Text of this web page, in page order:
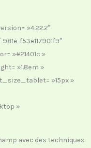
»4.22.2″
f53e117901f9″
»#21401c »
»1.8em »
»15px »
»
avec des techniques